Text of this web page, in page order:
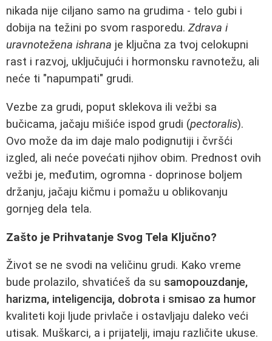
nikada nije ciljano samo na grudima - telo gubi i
dobija na težini po svom rasporedu. Zdrava i
uravnotežena ishrana je ključna za tvoj celokupni
rast i razvoj, uključujući i hormonsku ravnotežu, ali
neće ti "napumpati" grudi.
Vezbe za grudi, poput sklekova ili vežbi sa
bučicama, jačaju mišiće ispod grudi (pectoralis).
Ovo može da im daje malo podignutiji i čvršći
izgled, ali neće povećati njihov obim. Prednost ovih
vežbi je, međutim, ogromna - doprinose boljem
držanju, jačaju kičmu i pomažu u oblikovanju
gornjeg dela tela.
Zašto je Prihvatanje Svog Tela Ključno?
Život se ne svodi na veličinu grudi. Kako vreme
bude prolazilo, shvatićeš da su samopouzdanje,
harizma, inteligencija, dobrota i smisao za humor
kvaliteti koji ljude privlače i ostavljaju daleko veći
utisak. Muškarci, a i prijatelji, imaju različite ukuse.